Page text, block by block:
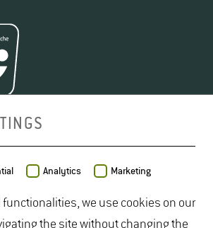
Analytics Marketing
functionalities, we use cookies on our
the site without changing the